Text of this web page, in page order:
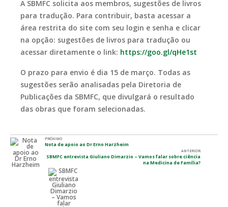
A SBMFC solicita aos membros, sugestões de livros
para tradução. Para contribuir, basta acessar a
área restrita do site com seu login e senha e clicar
na opção: sugestões de livros para tradução ou
acessar diretamente o link: https://goo.gl/qHe1st
O prazo para envio é dia 15 de março. Todas as
sugestões serão analisadas pela Diretoria de
Publicações da SBMFC, que divulgará o resultado
das obras que foram selecionadas.
PRÓXIMO
Nota de apoio ao Dr Erno Harzheim
ANTERIOR
SBMFC entrevista Giuliano Dimarzio – Vamos falar sobre ciência
na Medicina de Família?